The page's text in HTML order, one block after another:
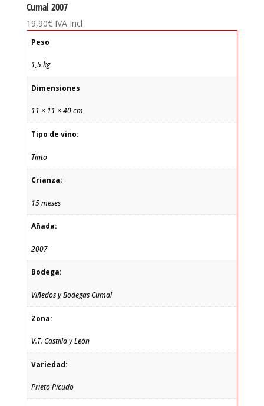
Cumal 2007
19,90€ IVA Incl
Peso
1,5 kg
Dimensiones
11 × 11 × 40 cm
Tipo de vino:
Tinto
Crianza:
15 meses
Añada:
2007
Bodega:
Viñedos y Bodegas Cumal
Zona:
V.T. Castilla y León
Variedad:
Prieto Picudo